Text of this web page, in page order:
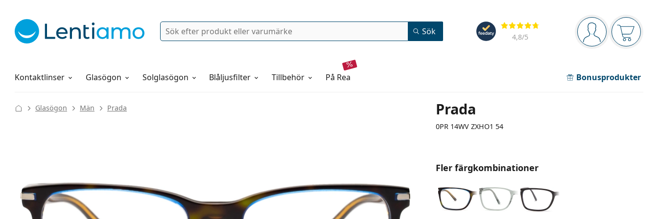
Navigeringsmeny
Du är inloggad
Recensioner
4,8/5
Sök Sök
Kontaktlinser
Linsvätskor Glasögon Solglasögon Blåljusfilter Tillbehör på rea Bonusprodukter
Allt om att handla hos oss
Prada
0PR 14WV ZXHO1 54
Glasögon Män Prada
Fler färgkombinationer